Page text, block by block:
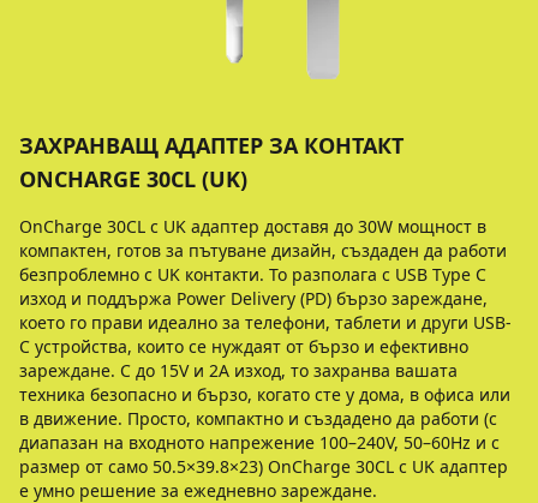
ЗАХРАНВАЩ АДАПТЕР ЗА КОНТАКТ
ONCHARGE 30CL (UK)
OnCharge 30CL с UK адаптер доставя до 30W мощност в
компактен, готов за пътуване дизайн, създаден да работи
безпроблемно с UK контакти. То разполага с USB Type C
изход и поддържа Power Delivery (PD) бързо зареждане,
което го прави идеално за телефони, таблети и други USB-
C устройства, които се нуждаят от бързо и ефективно
зареждане. С до 15V и 2A изход, то захранва вашата
техника безопасно и бързо, когато сте у дома, в офиса или
в движение. Просто, компактно и създадено да работи (с
диапазан на входното напрежение 100–240V, 50–60Hz и с
размер от само 50.5×39.8×23) OnCharge 30CL с UK адаптер
е умно решение за ежедневно зареждане.